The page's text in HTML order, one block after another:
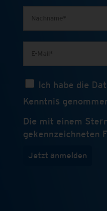
Ich habe die
Kenntnis
Die mit einem
gekennzeichneten
Jetzt anmelden